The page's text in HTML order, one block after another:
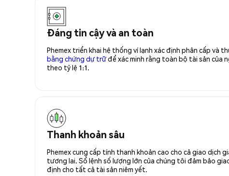
Đáng tin cậy và an toàn
Phemex triển khai hệ thống ví lạnh xác định phân cấp và
bằng chứng dự trữđể xác minh rằng toàn bộ tài sản của
theo tỷ lệ 1:1.
Thanh khoản sâu
Phemex cung cấp tính thanh khoản cao cho cả giao dịch
tương lai. Sổ lệnh số lượng lớn của chúng tôi đảm bảo
định cho tất cả tài sản niêm yết.